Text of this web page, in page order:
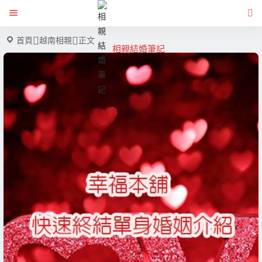
相親結婚筆記
首頁 越南相親 正文